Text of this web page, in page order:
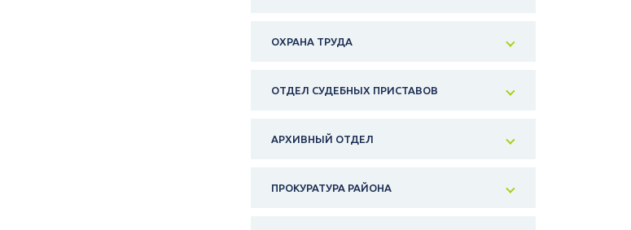
ОХРАНА ТРУДА
ОТДЕЛ СУДЕБНЫХ ПРИСТАВОВ
АРХИВНЫЙ ОТДЕЛ
ПРОКУРАТУРА РАЙОНА